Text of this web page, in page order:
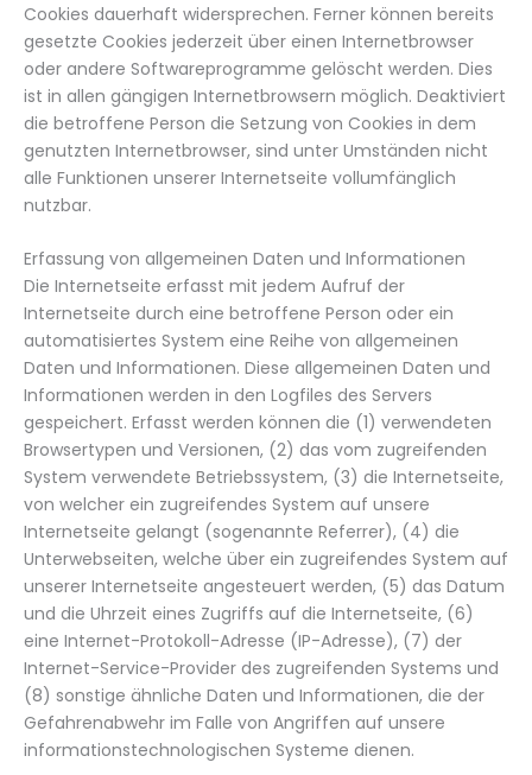
Cookies dauerhaft widersprechen. Ferner können bereits
gesetzte Cookies jederzeit über einen Internetbrowser
oder andere Softwareprogramme gelöscht werden. Dies
ist in allen gängigen Internetbrowsern möglich. Deaktiviert
die betroffene Person die Setzung von Cookies in dem
genutzten Internetbrowser, sind unter Umständen nicht
alle Funktionen unserer Internetseite vollumfänglich
nutzbar.
Erfassung von allgemeinen Daten und Informationen
Die Internetseite erfasst mit jedem Aufruf der
Internetseite durch eine betroffene Person oder ein
automatisiertes System eine Reihe von allgemeinen
Daten und Informationen. Diese allgemeinen Daten und
Informationen werden in den Logfiles des Servers
gespeichert. Erfasst werden können die (1) verwendeten
Browsertypen und Versionen, (2) das vom zugreifenden
System verwendete Betriebssystem, (3) die Internetseite,
von welcher ein zugreifendes System auf unsere
Internetseite gelangt (sogenannte Referrer), (4) die
Unterwebseiten, welche über ein zugreifendes System auf
unserer Internetseite angesteuert werden, (5) das Datum
und die Uhrzeit eines Zugriffs auf die Internetseite, (6)
eine Internet-Protokoll-Adresse (IP-Adresse), (7) der
Internet-Service-Provider des zugreifenden Systems und
(8) sonstige ähnliche Daten und Informationen, die der
Gefahrenabwehr im Falle von Angriffen auf unsere
informationstechnologischen Systeme dienen.